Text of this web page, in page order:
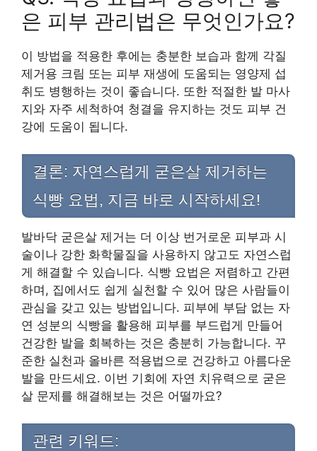
은 피부 관리법은 무엇인가요?
이 방법을 적용한 후에는 충분한 보습과 함께 각질
제거용 크림 또는 피부 재생에 도움되는 영양제 섭
취도 병행하는 것이 좋습니다. 또한 적절한 발 마사
지와 자주 세척하여 청결을 유지하는 것도 피부 건
강에 도움이 됩니다.
결론: 자연스럽게 굳은살 제거하는
식빵 요법, 지금 바로 시작하세요!
발바닥 굳은살 제거는 더 이상 번거로운 피부과 시
술이나 강한 화학물질을 사용하지 않고도 자연스럽
게 해결할 수 있습니다. 식빵 요법은 저렴하고 간편
하며, 집에서도 쉽게 실천할 수 있어 많은 사람들이
관심을 갖고 있는 방법입니다. 피부에 부담 없는 자
연 성분의 식빵을 활용해 피부를 부드럽게 만들어
건강한 발을 회복하는 것은 충분히 가능합니다. 꾸
준한 실천과 올바른 적용법으로 건강하고 아름다운
발을 만드세요. 이번 기회에 자연 치유력으로 굳은
살 문제를 해결해보는 것은 어떨까요?
관련 키워드: